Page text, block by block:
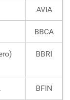
AVIA
BBCA
BBRI
BFIN